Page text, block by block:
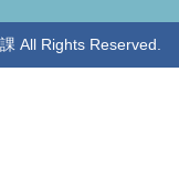
All Rights Reserved.